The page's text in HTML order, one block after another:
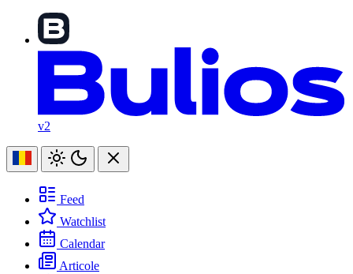
v2
Feed
Watchlist
Calendar
Articole